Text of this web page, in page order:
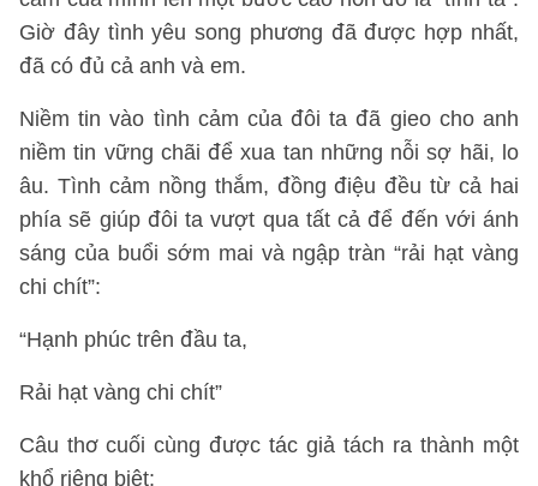
Giờ đây tình yêu song phương đã được hợp nhất,
đã có đủ cả anh và em.
Niềm tin vào tình cảm của đôi ta đã gieo cho anh
niềm tin vững chãi để xua tan những nỗi sợ hãi, lo
âu. Tình cảm nồng thắm, đồng điệu đều từ cả hai
phía sẽ giúp đôi ta vượt qua tất cả để đến với ánh
sáng của buổi sớm mai và ngập tràn “rải hạt vàng
chi chít”:
“Hạnh phúc trên đầu ta,
Rải hạt vàng chi chít”
Câu thơ cuối cùng được tác giả tách ra thành một
khổ riêng biệt: